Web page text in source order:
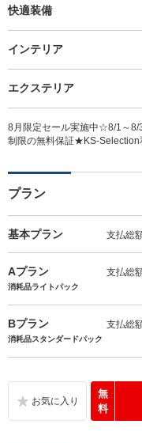
快適装備
インテリア
エクステリア
8月限定セール実施中☆8/1～
制限の無料保証★KS-
プラン
基本プラン 支払総
Aプラン 支払総
消耗品ライトパック
Bプラン 支払総
消耗品スタンダードパック
無
料